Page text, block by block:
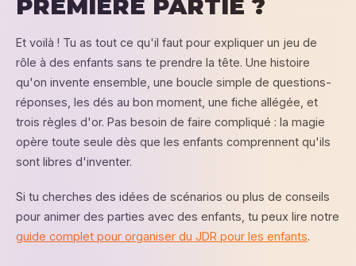
PREMIÈRE PARTIE ?
Et voilà ! Tu as tout ce qu'il faut pour expliquer un jeu de
rôle à des enfants sans te prendre la tête. Une histoire
qu'on invente ensemble, une boucle simple de questions-
réponses, les dés au bon moment, une fiche allégée, et
trois règles d'or. Pas besoin de faire compliqué : la magie
opère toute seule dès que les enfants comprennent qu'ils
sont libres d'inventer.
Si tu cherches des idées de scénarios ou plus de conseils
pour animer des parties avec des enfants, tu peux lire notre
guide complet pour organiser du JDR pour les enfants.